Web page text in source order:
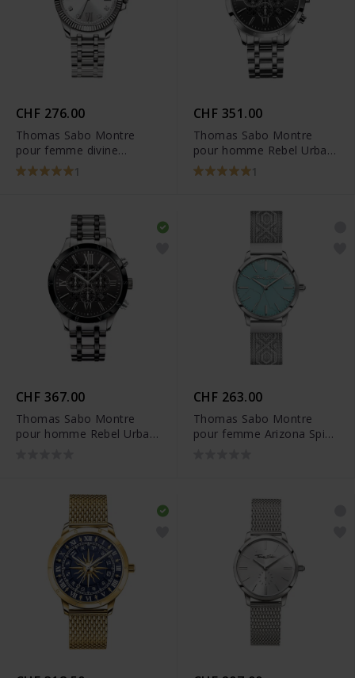
CHF 276.00
Thomas Sabo Montre
pour femme divine
argenté - WA0252-201-
201
1
CHF 351.00
Thomas Sabo Montre
pour homme Rebel Urban
argenté - WA0015-201-
203
1
CHF 367.00
Thomas Sabo Montre
pour homme Rebel Urban
CHF 263.00
Thomas Sabo Montre
pour femme Arizona Spirit